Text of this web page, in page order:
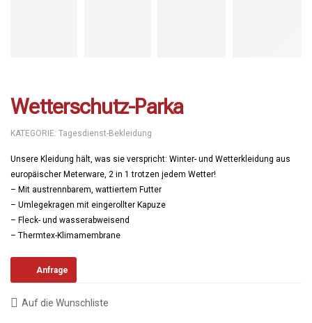
Wetterschutz-Parka
KATEGORIE: Tagesdienst-Bekleidung
Unsere Kleidung hält, was sie verspricht: Winter- und Wetterkleidung aus
europäischer Meterware, 2 in 1 trotzen jedem Wetter!
– Mit austrennbarem, wattiertem Futter
– Umlegekragen mit eingerollter Kapuze
– Fleck- und wasserabweisend
– Thermtex-Klimamembrane
Anfrage
Auf die Wunschliste